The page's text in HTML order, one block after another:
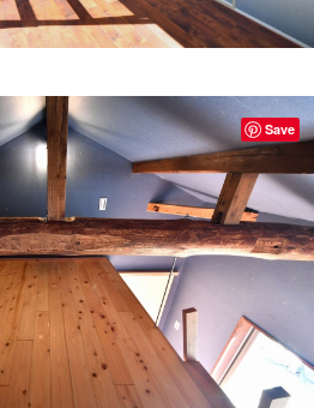
Save